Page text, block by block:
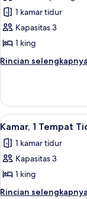
Accessible,
Tub)
Kamar,
1
Tempat
King
1 kamar tidur
Kapasitas 3
1 king
Rincian selengkapnya
Rincian
Kamar,
Tempat
King
(Hearing
Lihat
semua
foto
untuk
Kamar,
1
9
Kamar, 1 Tempat
1 kamar tidur
Kapasitas 3
1 king
Rincian selengkapnya
Rincian